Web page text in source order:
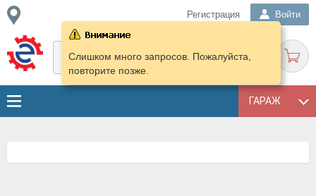
Регистрация Войти
ГАРАЖ
Слишком много запросов. Пожалуйста,
повторите позже.